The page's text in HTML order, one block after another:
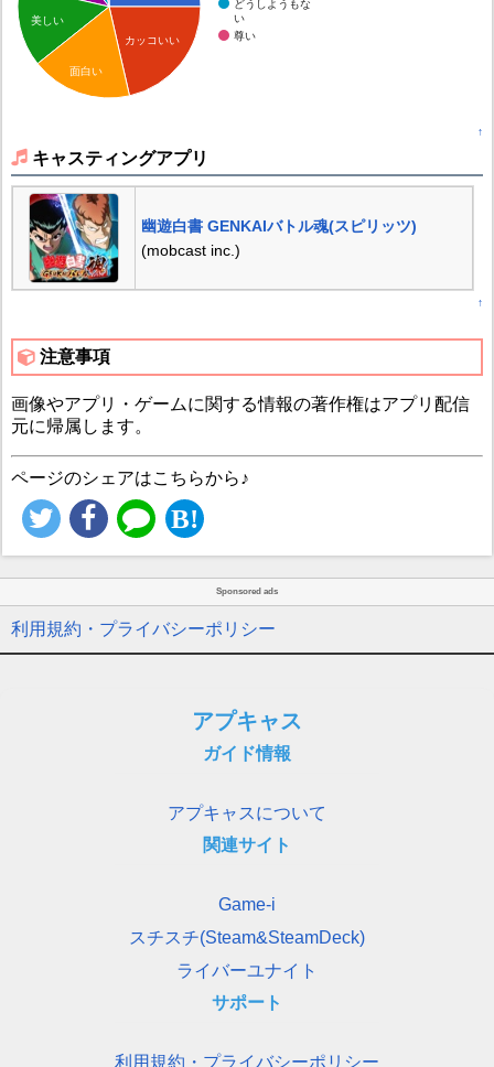
どうしようもな
い
尊い
カッコいい
美しい
面白い
↑
キャスティングアプリ
幽遊白書 GENKAIバトル魂(スピリッツ)
(mobcast inc.)
↑
注意事項
画像やアプリ・ゲームに関する情報の著作権はアプリ配信
元に帰属します。
ページのシェアはこちらから♪
Sponsored ads
利用規約・プライバシーポリシー
アプキャス
ガイド情報
アプキャスについて
関連サイト
Game-i
スチスチ(Steam&SteamDeck)
ライバーユナイト
サポート
利用規約・プライバシーポリシー